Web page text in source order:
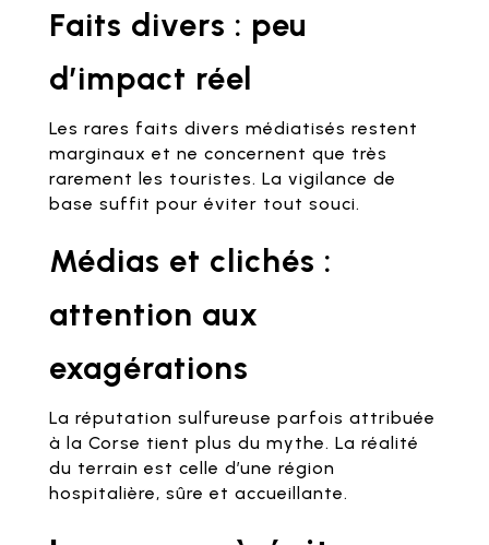
Faits divers : peu
d’impact réel
Les rares faits divers médiatisés restent
marginaux et ne concernent que très
rarement les touristes. La vigilance de
base suffit pour éviter tout souci.
Médias et clichés :
attention aux
exagérations
La réputation sulfureuse parfois attribuée
à la Corse tient plus du mythe. La réalité
du terrain est celle d’une région
hospitalière, sûre et accueillante.